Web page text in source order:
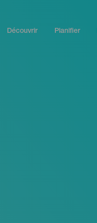
Découvrir Planifier